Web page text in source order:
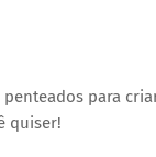
para
quiser!